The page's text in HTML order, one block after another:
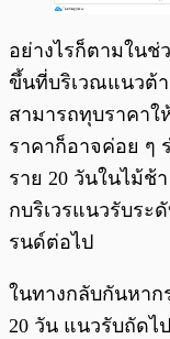
อย่างไรก็ตามในช่
ขึ้นที่บริเวณแนวต้า
สามารถทุบราคาใ
ราคาก็อาจค่อย ๆ
ราย 20 วันในไม้ช้
กบริเวรแนวรับระ
รนด์ต่อไป
ในทางกลับกันหาก
20 วัน แนวรับถัดไ